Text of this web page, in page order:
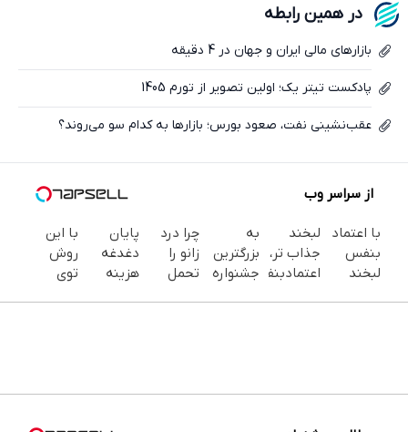
در همین رابطه
بازارهای مالی ایران و جهان در 4 دقیقه
پادکست تیتر یک؛ اولین تصویر از تورم 1405
عقب‌نشینی نفت، صعود بورس؛ بازارها به کدام سو می‌روند؟
از سراسر وب
با اعتماد
بنفس
لبخند
لبخند
جذاب تر،
اعتمادبنفس
به
بزرگترین
جشنواره
میلیون !
چرا درد
زانو را
تحمل
کن
پایان
دغدغه
هزینه
کننده
با این
روش
توی